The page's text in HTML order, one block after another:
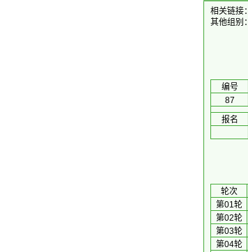
相关链接：
其他组别：
编号
87
报名
轮次
第01轮
第02轮
第03轮
第04轮